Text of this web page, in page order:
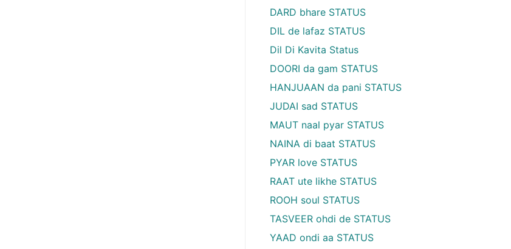
DARD bhare STATUS
DIL de lafaz STATUS
Dil Di Kavita Status
DOORI da gam STATUS
HANJUAAN da pani STATUS
JUDAI sad STATUS
MAUT naal pyar STATUS
NAINA di baat STATUS
PYAR love STATUS
RAAT ute likhe STATUS
ROOH soul STATUS
TASVEER ohdi de STATUS
YAAD ondi aa STATUS